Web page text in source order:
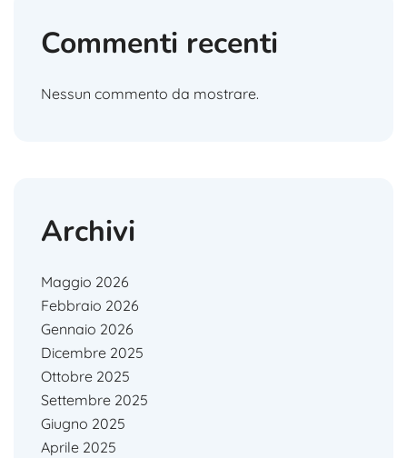
Commenti recenti
Nessun commento da mostrare.
Archivi
Maggio 2026
Febbraio 2026
Gennaio 2026
Dicembre 2025
Ottobre 2025
Settembre 2025
Giugno 2025
Aprile 2025